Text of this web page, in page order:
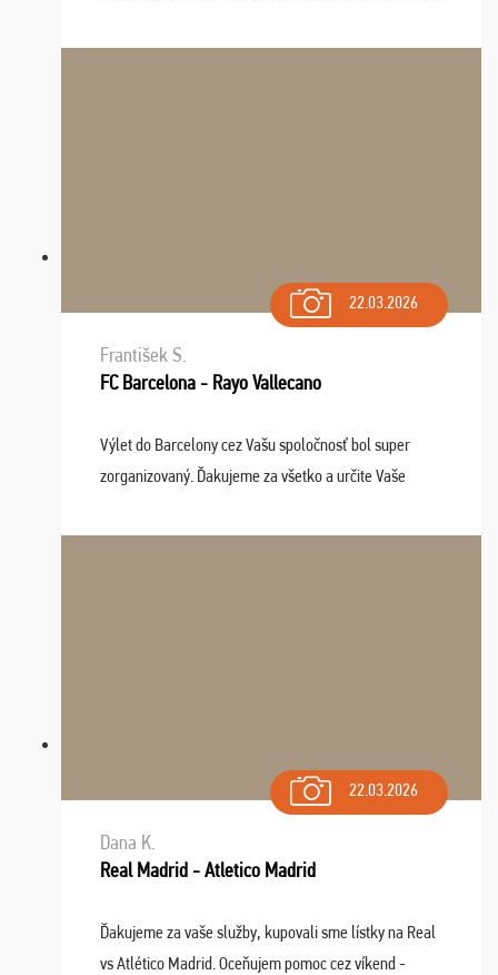
dispozícii nonstop (milí, profesionálni ...
22.03.2026
František S.
FC Barcelona - Rayo Vallecano
Výlet do Barcelony cez Vašu spoločnosť bol super
zorganizovaný. Ďakujeme za všetko a určite Vaše
22.03.2026
Dana K.
Real Madrid - Atletico Madrid
Ďakujeme za vaše služby, kupovali sme lístky na Real
vs Atlético Madrid. Oceňujem pomoc cez víkend -